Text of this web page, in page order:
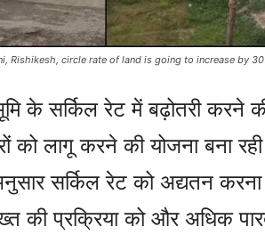
Rishikesh, circle rate of land is going to increase by
के सर्किल रेट में बढ़ोतरी करने
को लागू करने की योजना बना
सर्किल रेट को अद्यतन
की प्रक्रिया को और अधिक